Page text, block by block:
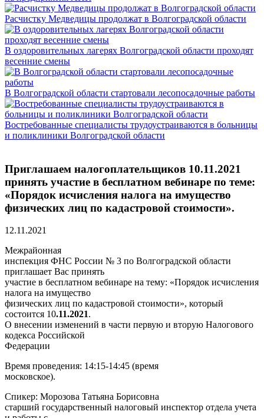
Расчистку Медведицы продолжат в Волгоградской области
В оздоровительных лагерях Волгоградской области проходят
весенние смены
В Волгоградской области стартовали лесопосадочные работы
Востребованные специалисты трудоустраиваются в больницы
и поликлиники Волгоградской области
Приглашаем налогоплательщиков 10.11.2021
принять участие в бесплатном вебинаре по теме:
«Порядок исчисления налога на имущество
физических лиц по кадастровой стоимости».
12.11.2021
Межрайонная
инспекция ФНС России № 3 по Волгоградской области
приглашает Вас принять
участие в бесплатном вебинаре на тему: «Порядок исчисления
налога на имущество
физических лиц по кадастровой стоимости», который
состоится 10.11.2021.
О внесении изменений в части первую и вторую Налогового
кодекса Российской
Федерации
Время проведения: 14:15-14:45 (время
московское).
Спикер: Морозова Татьяна Борисовна ­
старший государственный налоговый инспектор отдела учета